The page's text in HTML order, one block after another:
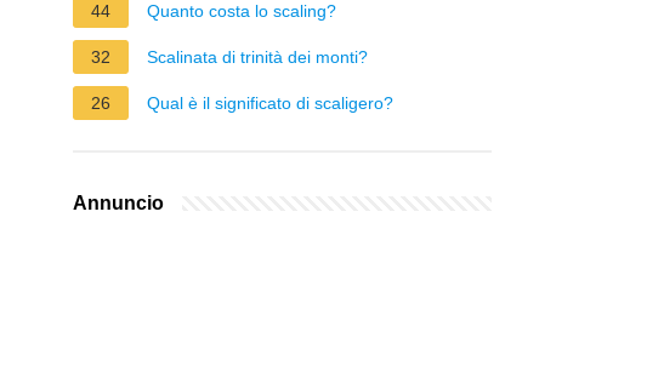
44 Quanto costa lo scaling?
32 Scalinata di trinità dei monti?
26 Qual è il significato di scaligero?
Annuncio